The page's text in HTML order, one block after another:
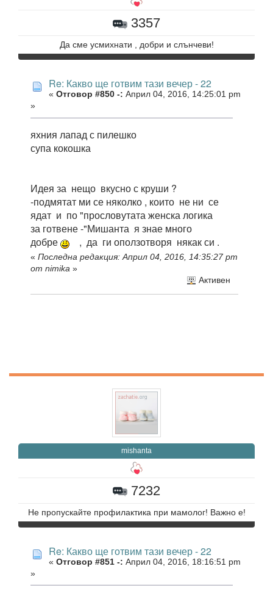
3357
Да сме усмихнати , добри и слънчеви!
Re: Какво ще готвим тази вечер - 22
« Отговор #850 -: Април 04, 2016, 14:25:01 pm
»
яхния лапад с пилешко
супа кокошка
Идея за нещо вкусно с круши ?
-подмятат ми се няколко , които не ни се
ядат и по "прословутата женска логика
за готвене -"Мишанта я знае много
добре
, да ги оползотворя някак си .
« Последна редакция: Април 04, 2016, 14:35:27 pm
от nimika »
Активен
mishanta
7232
Не пропускайте профилактика при мамолог! Важно е!
Re: Какво ще готвим тази вечер - 22
« Отговор #851 -: Април 04, 2016, 18:16:51 pm
»